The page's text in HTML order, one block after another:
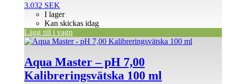
3.032 SEK
I lager
Kan skickas idag
Lägg till i vagn
Aqua Master – pH 7,00
Kalibreringsvätska 100 ml